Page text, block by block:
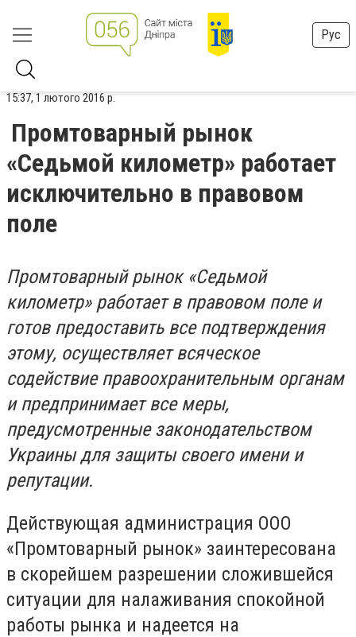
Рус
15:37, 1 лютого 2016 р.
Промтоварный рынок
«Седьмой километр» работает
исключительно в правовом
поле
Промтоварный рынок «Седьмой
километр» работает в правовом поле и
готов предоставить все подтверждения
этому, осуществляет всяческое
содействие правоохранительным органам
и предпринимает все меры,
предусмотренные законодательством
Украины для защиты своего имени и
репутации.
Действующая администрация ООО
«Промтоварный рынок» заинтересована
в скорейшем разрешении сложившейся
ситуации для налаживания спокойной
работы рынка и надеется на